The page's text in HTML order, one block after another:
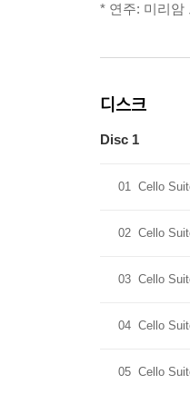
* 연주: 미리암
디스크
Disc 1
01 Cello
02 Cello
03 Cello
04 Cello
05 Cello